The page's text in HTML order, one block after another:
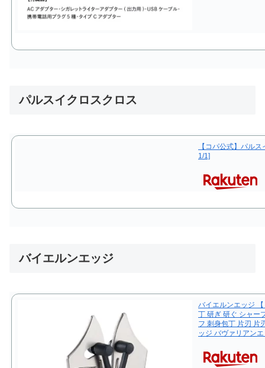
パルスイクロスクロス
【コパ公式】パル
1/1]
バイエルンエッジ
バイエルンエッジ
丁 研ぎ 研ぐ シャー
フ 刺身包丁 片刃 片
ッジ バヴァリアン